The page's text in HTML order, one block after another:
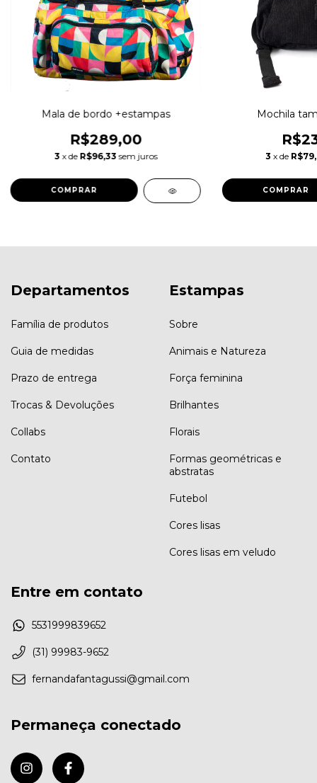
Mala de bordo +estampas
R$289,00
3 x de R$96,33 sem juros
COMPRAR
Mochila
3 x de
COMPRAR
Departamentos
Família de produtos
Guia de medidas
Prazo de entrega
Trocas & Devoluções
Collabs
Contato
Estampas
Sobre
Animais e Natureza
Força feminina
Brilhantes
Florais
Formas geométricas e
abstratas
Futebol
Cores lisas
Cores lisas em veludo
Entre em contato
5531999839652
(31) 99983-9652
fernandafantagussi@gmail.com
Permaneça conectado